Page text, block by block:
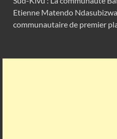
Etienne Matendo
communautaire de premier